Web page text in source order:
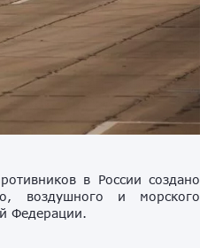
в России создано
воздушного и морского
Федерации.